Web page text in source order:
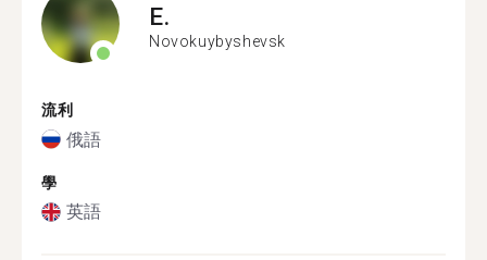
E.
Novokuybyshevsk
流利
俄語
學
英語